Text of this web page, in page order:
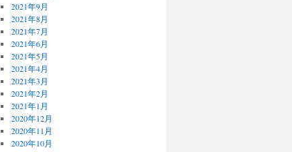
2021年9月
2021年8月
2021年7月
2021年6月
2021年5月
2021年4月
2021年3月
2021年2月
2021年1月
2020年12月
2020年11月
2020年10月